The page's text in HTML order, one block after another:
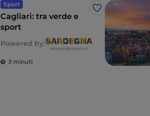
Sport
Like
Cagliari: tra verde e
sport
Powered by:
3 minuti